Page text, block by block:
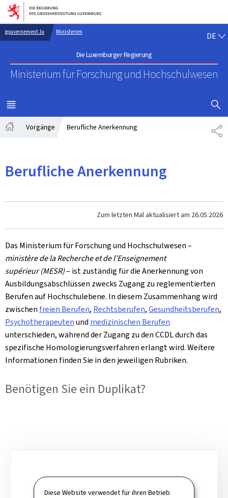
Diese Website verwendet für ihren Betrieb
Zur Hauptnavigation
Zum Inhalt
gouvernement.lu Ministerien
Die Luxemburger Regierung
Ministerium für Forschungund Hochschulwesen
DE
MENÜ
HAUPT-
Vorgänge Berufliche Anerkennung
Berufliche Anerkennung
Zum letzten Mal aktualisiert am 26.05.2026
Das Ministerium für Forschung und Hochschulwesen –
ministère de la Recherche et de l'Enseignement
supérieur (MESR)– ist zuständig für die Anerkennung von
Ausbildungsabschlüssen zwecks Zugang zu reglementierten
Berufen auf Hochschulebene. In diesem Zusammenhang wird
zwischen freien Berufen, Rechtsberufen,Gesundheitsberufen,
Psychotherapeutenund medizinischen Berufen
unterschieden, während der Zugang zu den CCDL durch das
spezifische Homologierungsverfahren erlangt wird. Weitere
Informationen finden Sie in den jeweiligen Rubriken.
Benötigen Sie ein Duplikat?
PSYCHOTHERAPEUT